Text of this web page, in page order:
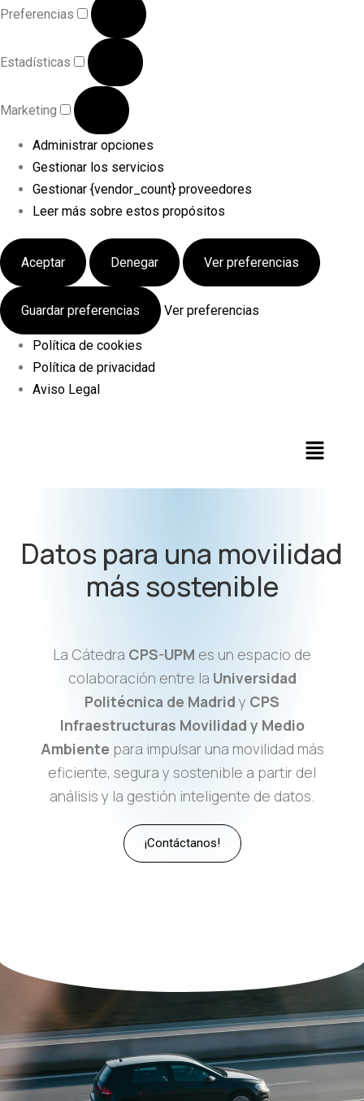
Preferencias
Estadísticas
Marketing
Administrar opciones
Gestionar los servicios
Gestionar {vendor_count} proveedores
Leer más sobre estos propósitos
Aceptar Denegar Ver preferencias
Guardar preferencias Ver preferencias
Política de cookies
Política de privacidad
Aviso Legal
Datos para una movilidad
más sostenible
La Cátedra CPS-UPM es un espacio de
colaboración entre la Universidad
Politécnica de Madrid y CPS
Infraestructuras Movilidad y Medio
Ambiente para impulsar una movilidad más
eficiente, segura y sostenible a partir del
análisis y la gestión inteligente de datos.
¡Contáctanos!